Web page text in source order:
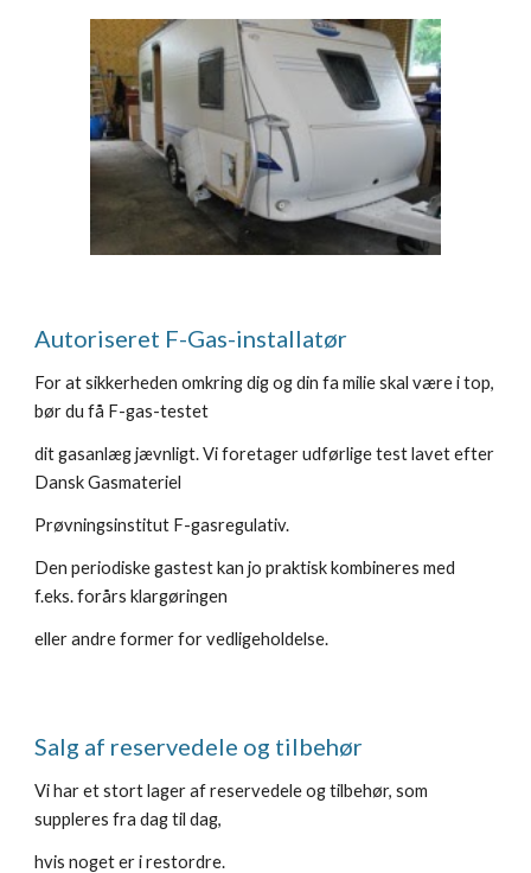
Autoriseret F-Gas-installatør
For at sikkerheden omkring dig og din fa milie skal være i top,
bør du få F-gas-testet
dit gasanlæg jævnligt. Vi foretager udførlige test lavet efter
Dansk Gasmateriel
Prøvningsinstitut F-gasregulativ.
Den periodiske gastest kan jo praktisk kombineres med
f.eks. forårs klargøringen
eller andre former for vedligeholdelse.
Salg af reservedele og tilbehør
Vi har et stort lager af reservedele og tilbehør, som
suppleres fra dag til dag,
hvis noget er i restordre.